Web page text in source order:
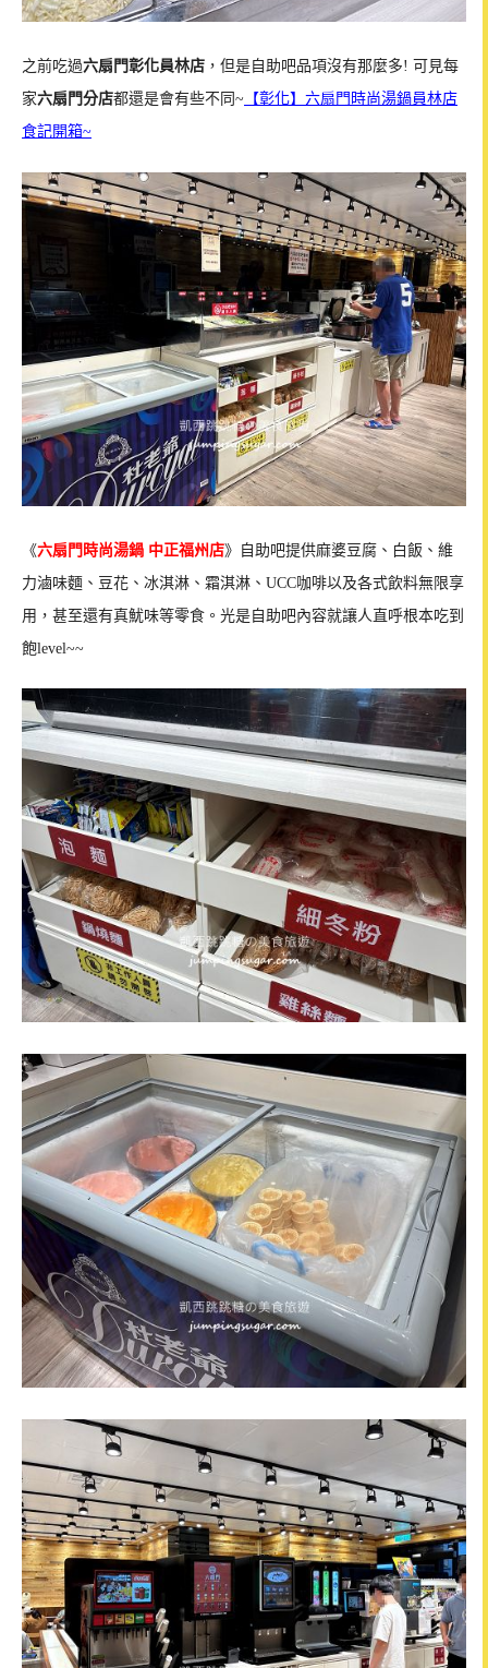
之前吃過六扇門彰化員林店 ，但是自助吧品項沒有那麼多! 可見每
家六扇門分店都還是會有些不同~ 【彰化】六扇門時尚湯鍋員林店
食記開箱~
《六扇門時尚湯鍋 中正福州店》自助吧提供麻婆豆腐、白飯、維
力滷味麵、豆花、冰淇淋、霜淇淋、UCC咖啡以及各式飲料無限享
用，甚至還有真魷味等零食。光是自助吧內容就讓人直呼根本吃到
飽level~~